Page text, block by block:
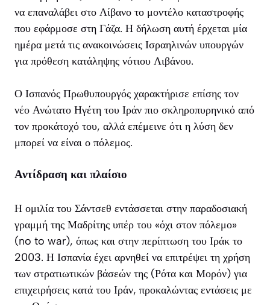
να επαναλάβει στο Λίβανο το μοντέλο καταστροφής
που εφάρμοσε στη Γάζα. Η δήλωση αυτή έρχεται μία
ημέρα μετά τις ανακοινώσεις Ισραηλινών υπουργών
για πρόθεση κατάληψης νότιου Λιβάνου.
Ο Ισπανός Πρωθυπουργός χαρακτήρισε επίσης τον
νέο Ανώτατο Ηγέτη του Ιράν πιο σκληροπυρηνικό από
τον προκάτοχό του, αλλά επέμεινε ότι η λύση δεν
μπορεί να είναι ο πόλεμος.
Αντίδραση και πλαίσιο
Η ομιλία του Σάντσεθ εντάσσεται στην παραδοσιακή
γραμμή της Μαδρίτης υπέρ του «όχι στον πόλεμο»
(no to war), όπως και στην περίπτωση του Ιράκ το
2003. Η Ισπανία έχει αρνηθεί να επιτρέψει τη χρήση
των στρατιωτικών βάσεών της (Ρότα και Μορόν) για
επιχειρήσεις κατά του Ιράν, προκαλώντας εντάσεις με